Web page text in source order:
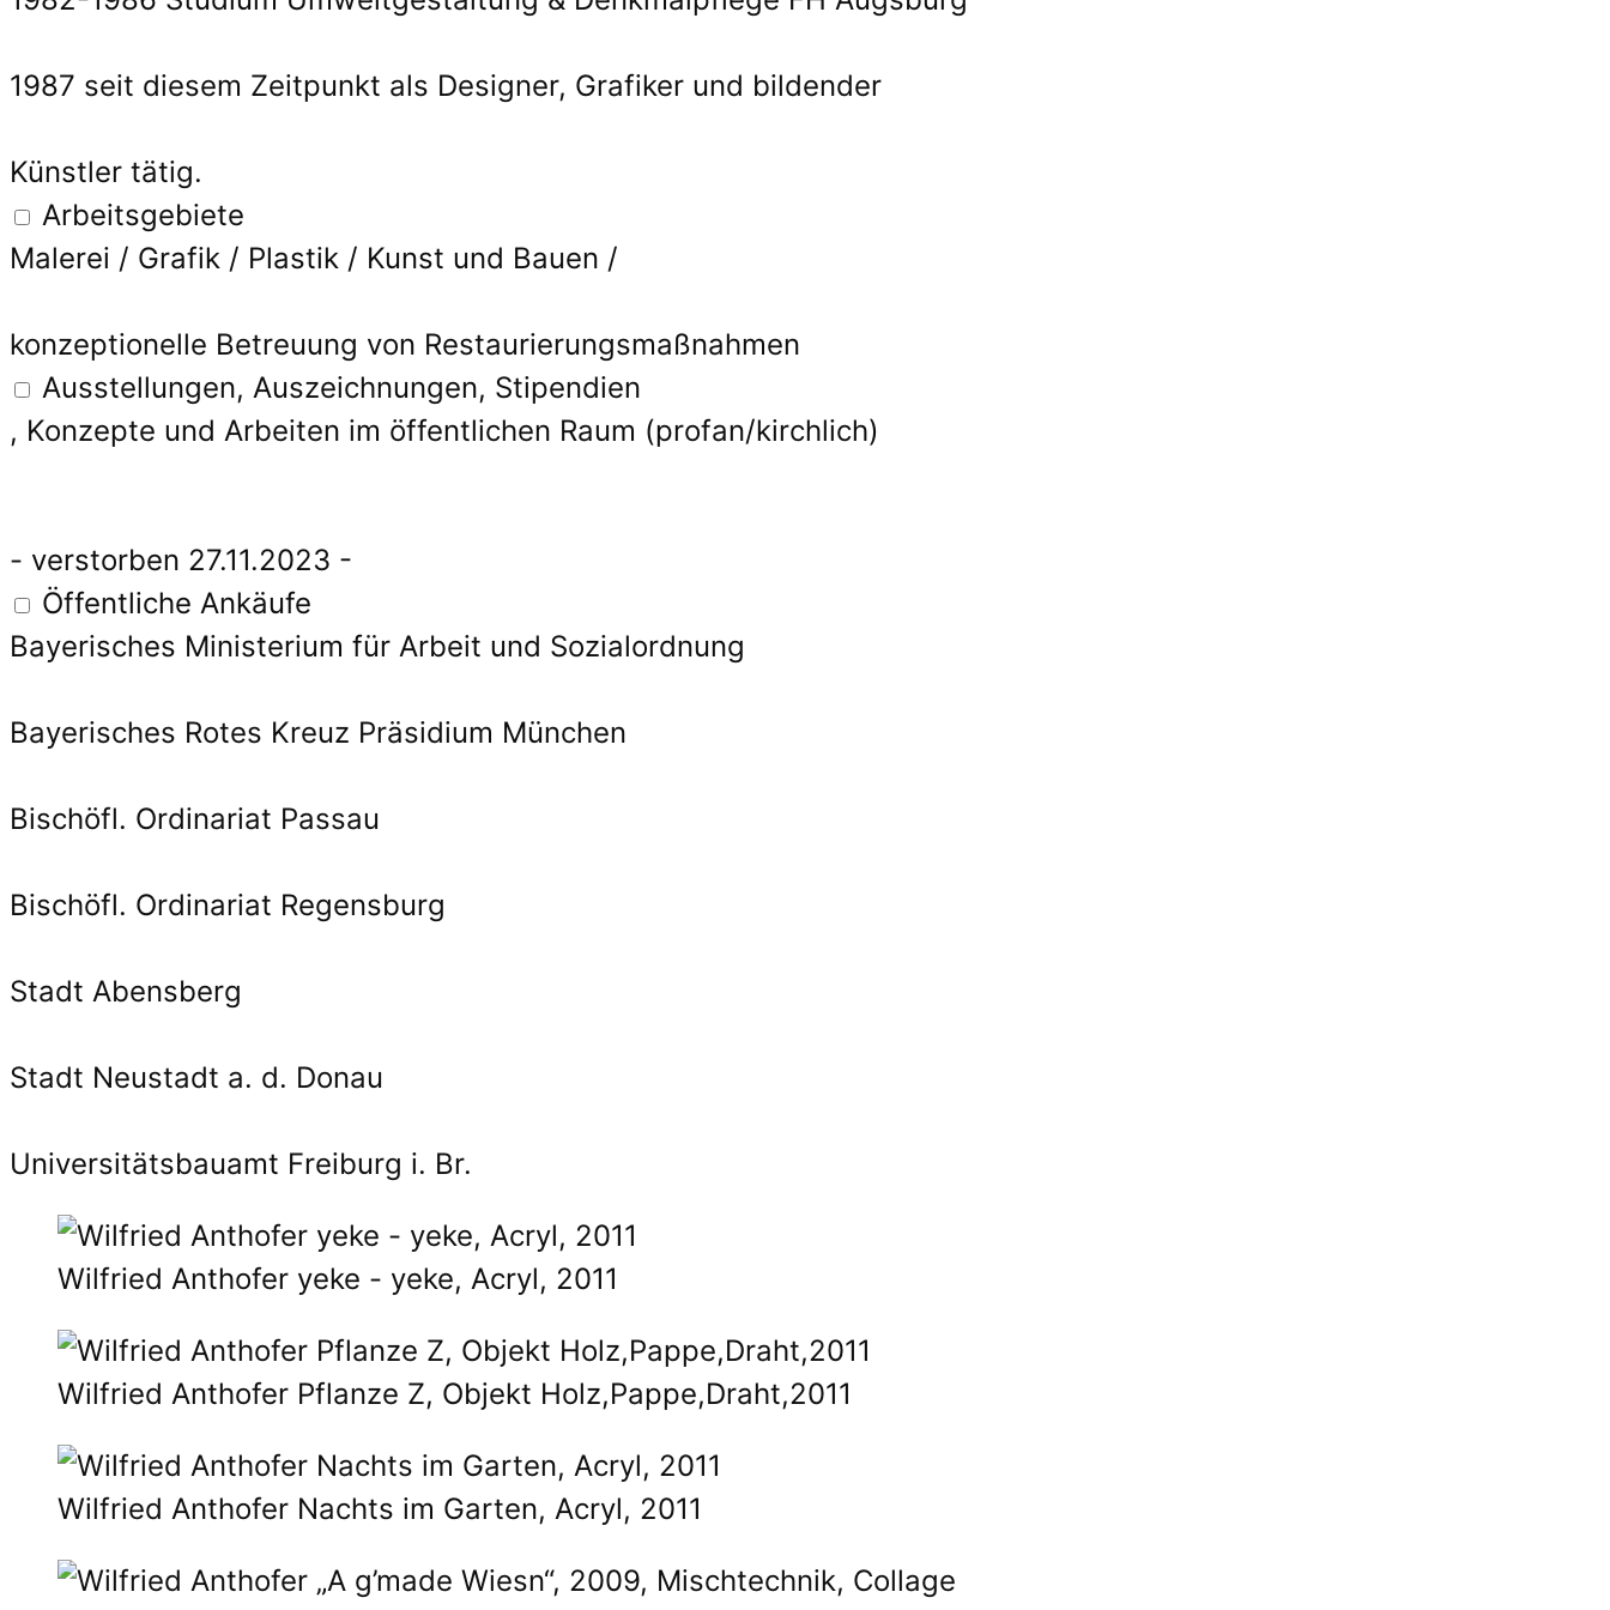
1987 seit diesem Zeitpunkt als Designer, Grafiker und bildender
Künstler tätig.
Arbeitsgebiete
Malerei / Grafik / Plastik / Kunst und Bauen /
konzeptionelle Betreuung von Restaurierungsmaßnahmen
Ausstellungen, Auszeichnungen, Stipendien
, Konzepte und Arbeiten im öffentlichen Raum (profan/kirchlich)
- verstorben 27.11.2023 -
Öffentliche Ankäufe
Bayerisches Ministerium für Arbeit und Sozialordnung
Bayerisches Rotes Kreuz Präsidium München
Bischöfl. Ordinariat Passau
Bischöfl. Ordinariat Regensburg
Stadt Abensberg
Stadt Neustadt a. d. Donau
Universitätsbauamt Freiburg i. Br.
Wilfried Anthofer yeke - yeke, Acryl, 2011
Wilfried Anthofer Pflanze Z, Objekt Holz,Pappe,Draht,2011
Wilfried Anthofer Nachts im Garten, Acryl, 2011